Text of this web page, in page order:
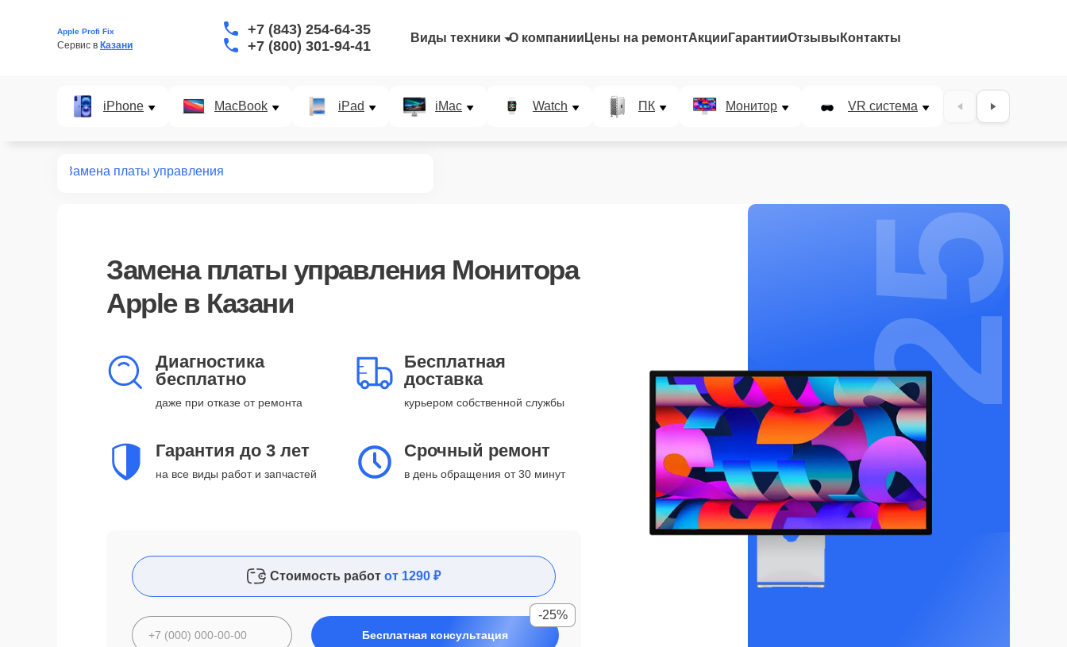
Apple Profi Fix
Сервис в Казани
+7 (843) 254-64-35
+7 (800) 301-94-41
Виды техники О компании Цены на ремонтАкции ГарантииОтзывы Контакты
iPhone MacBook iPad iMac Watch ПК Монитор VR система Наушники
Замена платы управления
Замена платы управления Монитора
Apple в Казани
Диагностика
бесплатно
даже при отказе от ремонта
Бесплатная
доставка
курьером собственной службы
Гарантия до 3 лет
на все виды работ и запчастей
Срочный ремонт
в день обращения от 30 минут
Стоимость работ от 1290 ₽
Бесплатная консультация
-25%
25%